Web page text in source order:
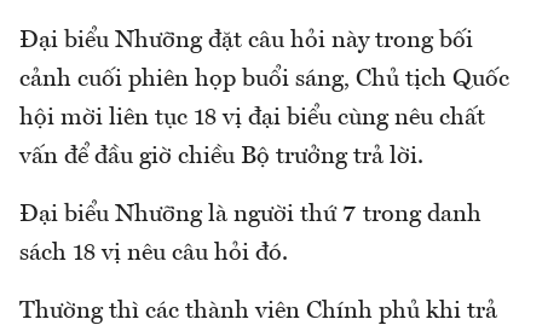
Đại biểu Nhưỡng đặt câu hỏi này trong bối
cảnh cuối phiên họp buổi sáng, Chủ tịch Quốc
hội mời liên tục 18 vị đại biểu cùng nêu chất
vấn để đầu giờ chiều Bộ trưởng trả lời.
Đại biểu Nhưỡng là người thứ 7 trong danh
sách 18 vị nêu câu hỏi đó.
Thường thì các thành viên Chính phủ khi trả